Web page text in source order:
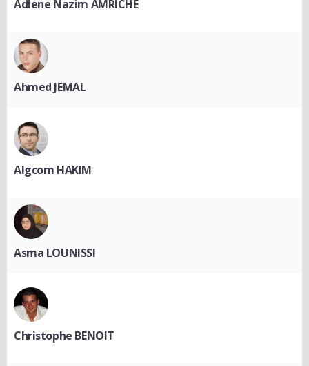
Adlene Nazim AMRICHE
Ahmed JEMAL
Algcom HAKIM
Asma LOUNISSI
Christophe BENOIT